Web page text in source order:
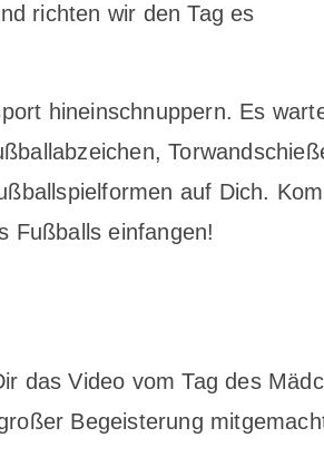
richten wir den Tag es
hineinschnuppern. Es
auf Dich.
Fußballs einfangen!
das Video vom Tag des
Begeisterung